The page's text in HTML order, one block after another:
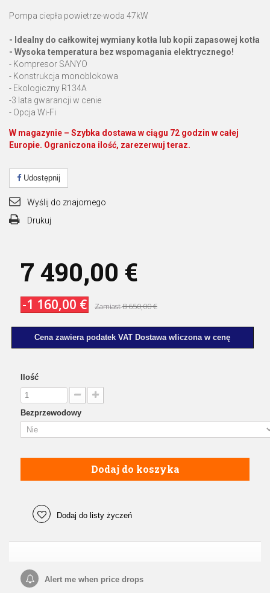
Pompa ciepła powietrze-woda 47kW
- Idealny do całkowitej wymiany kotła lub kopii zapasowej kotła
- Wysoka temperatura bez wspomagania elektrycznego!
- Kompresor SANYO
- Konstrukcja monoblokowa
- Ekologiczny R134A
-3 lata gwarancji w cenie
- Opcja Wi-Fi
W magazynie – Szybka dostawa w ciągu 72 godzin w całej
Europie. Ograniczona ilość, zarezerwuj teraz.
Udostępnij
Wyślij do znajomego
Drukuj
7 490,00 €
-1 160,00 € Zamiast8 650,00 €
Cena zawiera podatek VAT Dostawa wliczona w cenę
Ilość
Bezprzewodowy
Dodaj do koszyka
Dodaj do listy życzeń
Alert me when price drops